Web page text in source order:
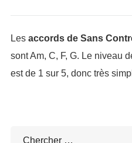
Les accords de Sans
sont Am, C, F, G. Le niveau
est de 1 sur 5, donc très